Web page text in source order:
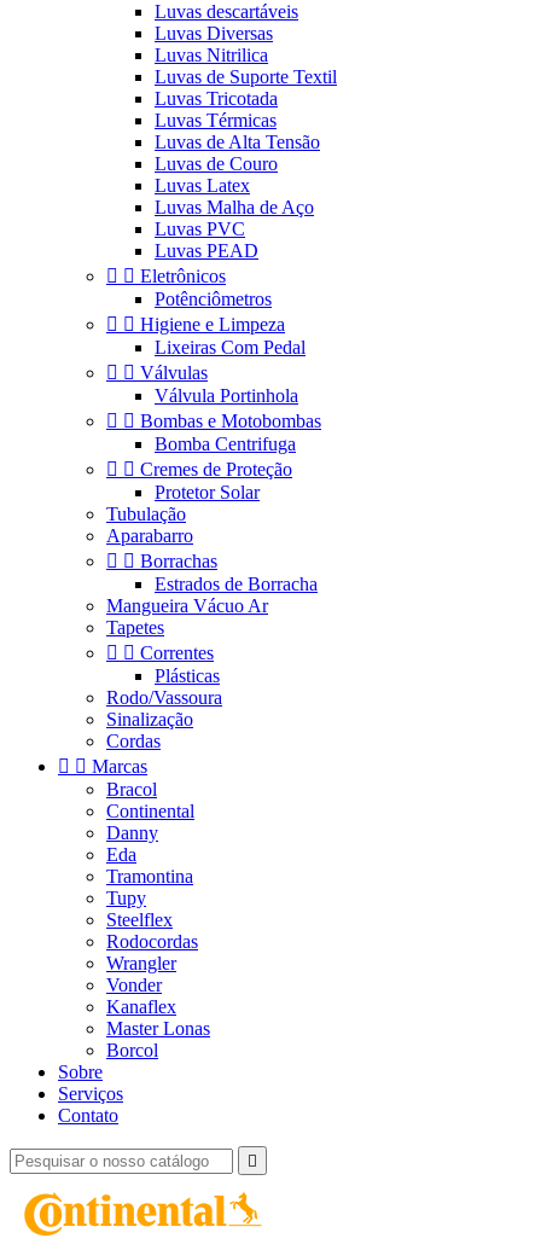
Luvas descartáveis
Luvas Diversas
Luvas Nitrilica
Luvas de Suporte Textil
Luvas Tricotada
Luvas Térmicas
Luvas de Alta Tensão
Luvas de Couro
Luvas Latex
Luvas Malha de Aço
Luvas PVC
Luvas PEAD
  Eletrônicos
Potênciômetros
  Higiene e Limpeza
Lixeiras Com Pedal
  Válvulas
Válvula Portinhola
  Bombas e Motobombas
Bomba Centrifuga
  Cremes de Proteção
Protetor Solar
Tubulação
Aparabarro
  Borrachas
Estrados de Borracha
Mangueira Vácuo Ar
Tapetes
  Correntes
Plásticas
Rodo/Vassoura
Sinalização
Cordas
  Marcas
Bracol
Continental
Danny
Eda
Tramontina
Tupy
Steelflex
Rodocordas
Wrangler
Vonder
Kanaflex
Master Lonas
Borcol
Sobre
Serviços
Contato
